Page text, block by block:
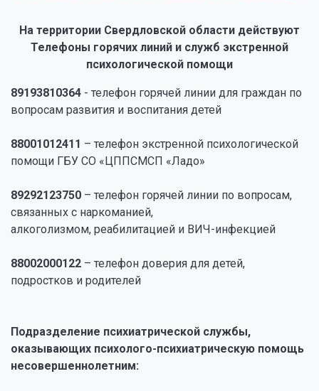
На территории Свердловской области действуют
Телефоны горячих линий и служб экстренной
психологической помощи
89193810364 - телефон горячей линии для граждан по
вопросам развития и воспитания детей
88001012411 – телефон экстренной психологической
помощи ГБУ СО «ЦППСМСП «Ладо»
89292123750 – телефон горячей линии по вопросам,
связанных с наркоманией,
алкоголизмом, реабилитацией и ВИЧ-инфекцией
88002000122 – телефон доверия для детей,
подростков и родителей
Подразделение психиатрической службы,
оказывающих психолого-психиатрическую помощь
несовершеннолетним: